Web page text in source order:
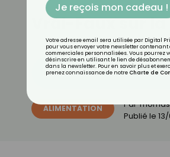
Vrai-Faux sur la
Découvrez les 11 menus
ALIMENTATION Par
Publié le
Je reçois mon cadeau !
Votre adresse email sera utilisée par Digital
pour vous envoyer votre newsletter contenant
commerciales personnalisées. Vous pourrez
désinscrire en utilisant le lien de
dans la newsletter. Pour en savoir plus et
prenez connaissance de notre Charte de